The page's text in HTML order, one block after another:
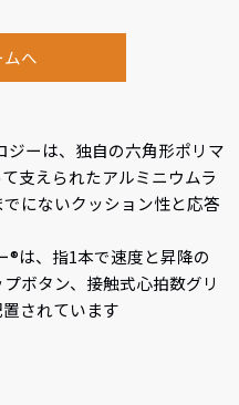
へ
ジーは、独自の六角形ポリマ
支えられたアルミニウムラ
にないクッション性と応答
®は、指1本で速度と昇降の
ボタン、接触式心拍数グリ
されています